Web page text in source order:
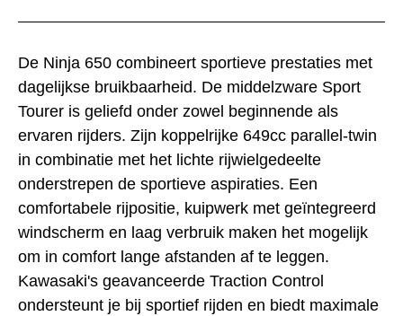
De Ninja 650 combineert sportieve prestaties met
dagelijkse bruikbaarheid. De middelzware Sport
Tourer is geliefd onder zowel beginnende als
ervaren rijders. Zijn koppelrijke 649cc parallel-twin
in combinatie met het lichte rijwielgedeelte
onderstrepen de sportieve aspiraties. Een
comfortabele rijpositie, kuipwerk met geïntegreerd
windscherm en laag verbruik maken het mogelijk
om in comfort lange afstanden af te leggen.
Kawasaki's geavanceerde Traction Control
ondersteunt je bij sportief rijden en biedt maximale